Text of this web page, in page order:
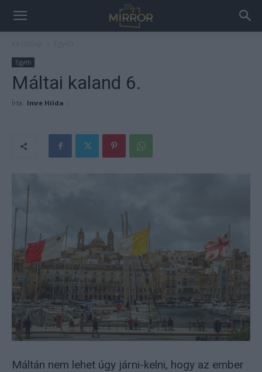
Egyéb
Máltai kaland 6.
Írta: Imre Hilda -
Máltán nem lehet úgy járni-kelni, hogy az ember